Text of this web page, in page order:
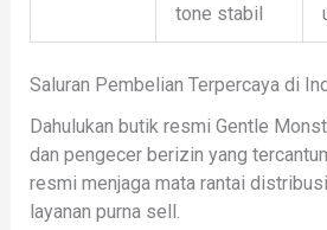
tone stabil
Saluran Pembelian Terpercaya di
Dahulukan butik resmi Gentle
dan pengecer berizin yang
resmi menjaga mata rantai
layanan purna sell.